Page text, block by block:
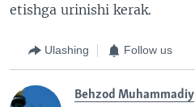
etishga urinishi kerak.
Ulashing Follow us
Behzod Muhammadiy